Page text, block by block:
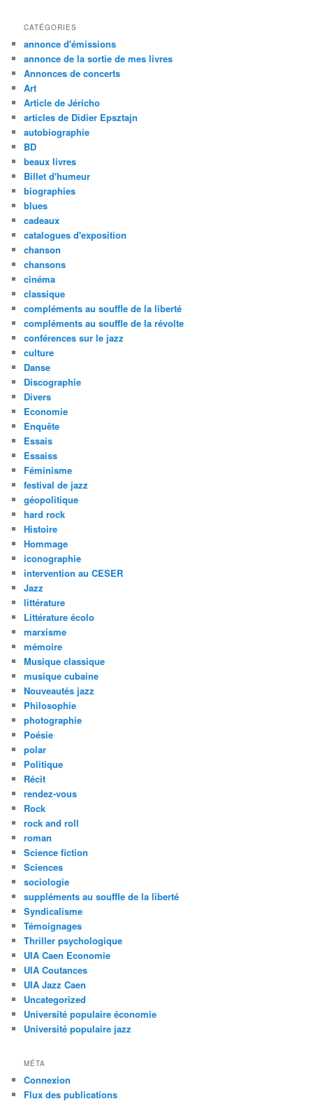
CATÉGORIES
annonce d'émissions
annonce de la sortie de mes livres
Annonces de concerts
Art
Article de Jéricho
articles de Didier Epsztajn
autobiographie
BD
beaux livres
Billet d'humeur
biographies
blues
cadeaux
catalogues d'exposition
chanson
chansons
cinéma
classique
compléments au souffle de la liberté
compléments au souffle de la révolte
conférences sur le jazz
culture
Danse
Discographie
Divers
Economie
Enquête
Essais
Essaiss
Féminisme
festival de jazz
géopolitique
hard rock
Histoire
Hommage
iconographie
intervention au CESER
Jazz
littérature
Littérature écolo
marxisme
mémoire
Musique classique
musique cubaine
Nouveautés jazz
Philosophie
photographie
Poésie
polar
Politique
Récit
rendez-vous
Rock
rock and roll
roman
Science fiction
Sciences
sociologie
suppléments au souffle de la liberté
Syndicalisme
Témoignages
Thriller psychologique
UIA Caen Economie
UIA Coutances
UIA Jazz Caen
Uncategorized
Université populaire économie
Université populaire jazz
MÉTA
Connexion
Flux des publications